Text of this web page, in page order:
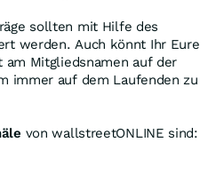
sollten mit Hilfe des
werden. Auch könnt Ihr Eure
Mitgliedsnamen auf der
immer auf dem Laufenden zu
von wallstreetONLINE sind: